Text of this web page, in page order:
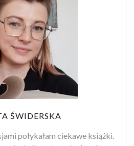
ŚWIDERSKA
połykałam ciekawe książki.